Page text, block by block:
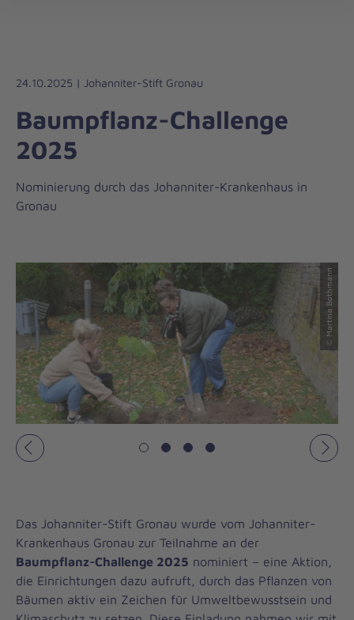
24.10.2025 | Johanniter-Stift Gronau
Baumpflanz-Challenge
2025
Nominierung durch das Johanniter-Krankenhaus in
Gronau
© Martina Bothmann
Vorheriges
Das Johanniter-Stift Gronau wurde vom Johanniter-
Krankenhaus Gronau zur Teilnahme an der
Baumpflanz-Challenge 2025 nominiert – eine Aktion,
die Einrichtungen dazu aufruft, durch das Pflanzen von
Bäumen aktiv ein Zeichen für Umweltbewusstsein und